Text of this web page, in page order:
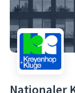
Nationaler